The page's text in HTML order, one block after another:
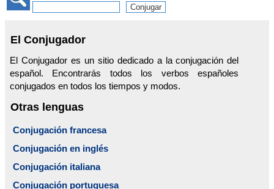
El Conjugador
El Conjugador es un sitio dedicado a la conjugación del
español. Encontrarás todos los verbos españoles
conjugados en todos los tiempos y modos.
Otras lenguas
Conjugación francesa
Conjugación en inglés
Conjugación italiana
Conjugación portuguesa